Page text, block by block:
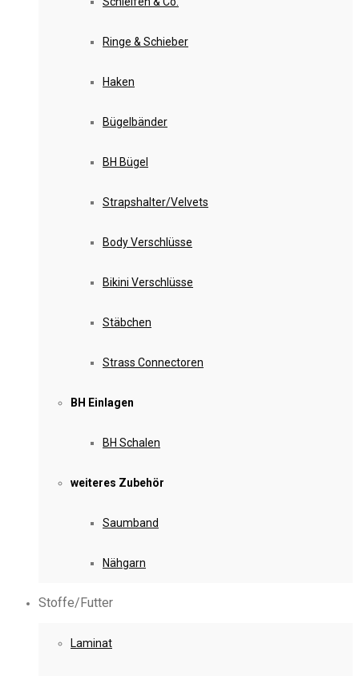
Ringe & Schieber
Haken
Bügelbänder
BH Bügel
Strapshalter/Velvets
Body Verschlüsse
Bikini Verschlüsse
Stäbchen
Strass Connectoren
BH Einlagen
BH Schalen
weiteres Zubehör
Saumband
Nähgarn
Stoffe/Futter
Laminat